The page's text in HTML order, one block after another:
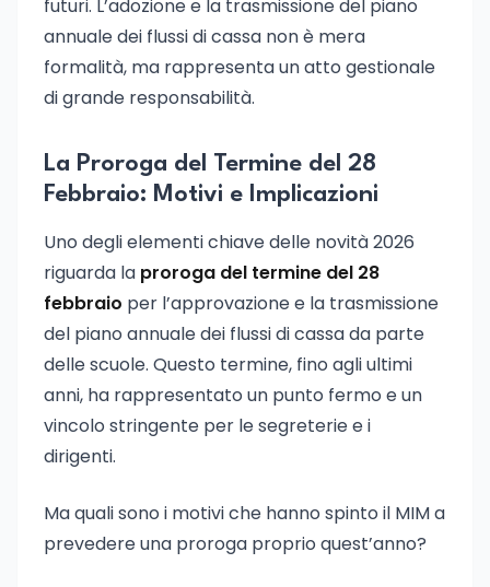
futuri. L’adozione e la trasmissione del piano
annuale dei flussi di cassa non è mera
formalità, ma rappresenta un atto gestionale
di grande responsabilità.
La Proroga del Termine del 28
Febbraio: Motivi e Implicazioni
Uno degli elementi chiave delle novità 2026
riguarda la proroga del termine del 28
febbraio per l’approvazione e la trasmissione
del piano annuale dei flussi di cassa da parte
delle scuole. Questo termine, fino agli ultimi
anni, ha rappresentato un punto fermo e un
vincolo stringente per le segreterie e i
dirigenti.
Ma quali sono i motivi che hanno spinto il MIM a
prevedere una proroga proprio quest’anno?